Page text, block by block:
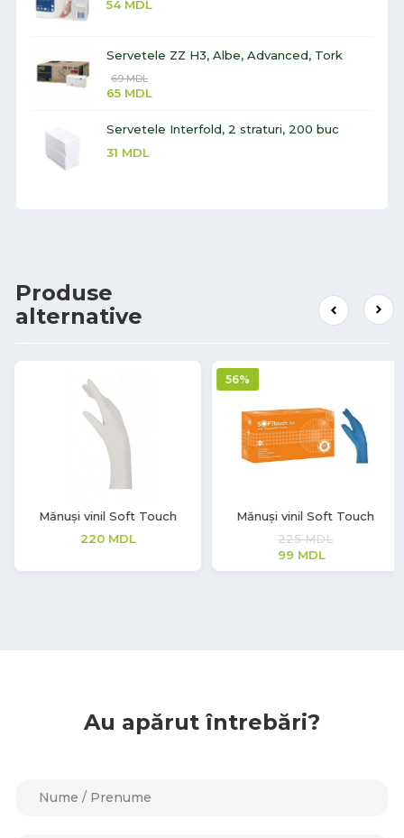
54 MDL
Servetele ZZ H3, Albe, Advanced, Tork
69MDL
65 MDL
Servetele Interfold, 2 straturi, 200 buc
31 MDL
Produse
alternative
Mănuși vinil Soft Touch
225MDL
Mănuși nitril Safe Light
99MDL
Au apărut întrebări?